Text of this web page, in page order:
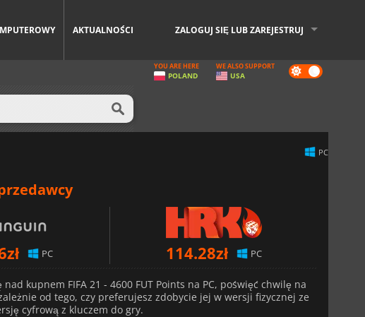
AKTUALNOŚCI ZALOGUJ SIĘ LUB ZAREJESTRUJ
Dark
mode
YOU ARE HERE
POLAND
WE ALSO SUPPORT
USA
PC
zł PC 114.28zł PC
nad kupnem FIFA 21 - 4600 FUT Points na PC, poświęć chwilę na
od tego, czy preferujesz zdobycie jej w wersji fizycznej ze
cyfrową z kluczem do gry.